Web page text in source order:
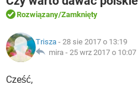
WINDOWS 10
SPOTIFY
INSTAGRAM
WINDOWS 10
GRY
IOS
INSTAGRAM
WINDOWS 10
FORUM
COVID-19
GRY
ARTYKUŁY
COVID-19
GRY
Rozwiązany/Zamknięty
Trisza - 28 sie 2017 o 13:19
mira - 25 wrz 2017 o 10:07
Cześć,